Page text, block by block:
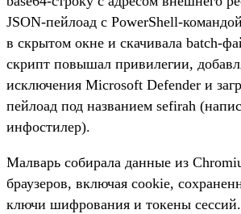
JSON-пейлоад с PowerShell-
в скрытом окне и скачивала batch-
скрипт повышал привилегии,
исключения Microsoft Defender и
пейлоад под названием sefirah
инфостилер).
Малварь собирала данные из
браузеров, включая cookie,
ключи шифрования и токены